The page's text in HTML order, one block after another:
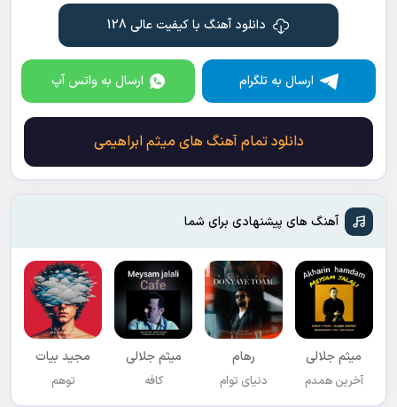
دانلود آهنگ با کیفیت عالی 128
ارسال به تلگرام ارسال به واتس آپ
دانلود تمام آهنگ های میثم ابراهیمی
آهنگ های پیشنهادی برای شما
میثم جلالی
آخرین همدم
رهام
دنیای توام
میثم جلالی
کافه
مجید بیات
توهم